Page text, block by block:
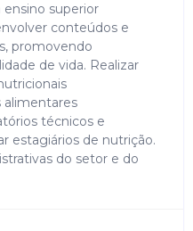
superior
conteúdos e
promovendo
de vida. Realizar
alimentares
técnicos e
estagiários de nutrição.
do setor e do